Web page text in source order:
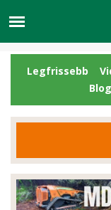
Legfrissebb
Blog